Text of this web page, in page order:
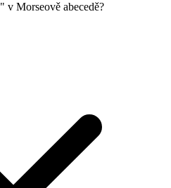
v Morseově abecedě?